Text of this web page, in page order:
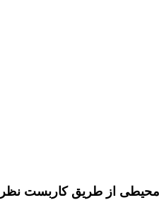
محیطی از طریق کاربست